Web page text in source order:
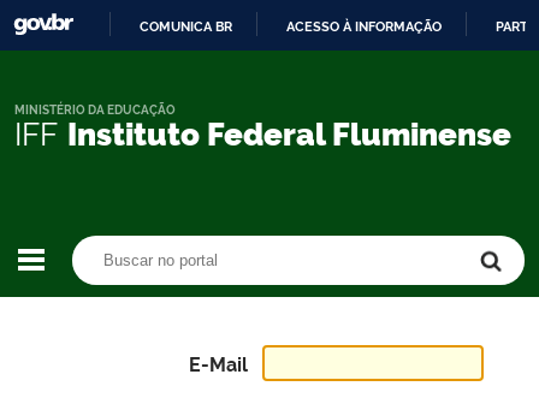
CONTEÚDO
COMUNICA BR ACESSO À INFORMAÇÃO
IFF Instituto Federal Fluminense
MINISTÉRIO DA EDUCAÇÃO
E-Mail